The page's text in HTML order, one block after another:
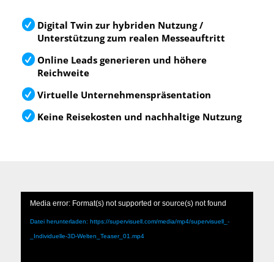
Digital Twin zur hybriden Nutzung /
Unterstützung zum realen Messeauftritt
Online Leads generieren und höhere
Reichweite
Virtuelle Unternehmenspräsentation
Keine Reisekosten und nachhaltige Nutzung
Media error: Format(s) not supported or source(s) not found
Datei herunterladen: https://supervisuell.com/media/mp4/supervisuell_-
_Individuelle-3D-Welten_Teaser_01.mp4